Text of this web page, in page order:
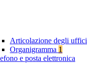
Articolazione degli uffici
Organigramma 1
e posta elettronica